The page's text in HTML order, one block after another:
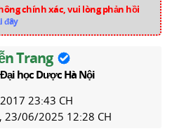
chính xác, vui lòng phản hồi
đây
Trang
học Dược Hà Nội
23:43 CH
23/06/2025 12:28 CH